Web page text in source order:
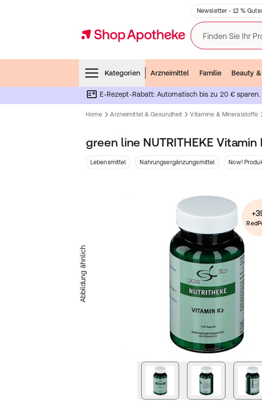
Newsletter - 12 %
Finden Sie Ihr
Kategorien
Arzneimittel Familie Beauty
E-Rezept-Rabatt: Automatisch bis zu 20 € sparen.
Home Arzneimittel & Gesundheit Vitamine & Mineralstoffe
green line NUTRITHEKE Vitamin
Lebensmittel Nahrungsergänzungsmittel Now!
Abbildung ähnlich
nächstes Bild